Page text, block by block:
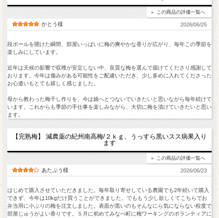
この商品の評価一覧へ
かとう様 2026/06/25
段ボールを開けた瞬間、部屋いっぱいに梅の爽やかな香りが広がり、毎年この季節を
楽しみにしています。
近年は天候の影響で収穫が安定しない中、良質な梅を選んで届けてくださり感謝して
おります。今年は傷みがある可能性をご配慮いただき、少し多めに入れてくださった
お心遣いもとても嬉しく感じました。
母から教わった梅干し作りを、今は娘へとつないでいきたいと思いながら毎年続けて
います。これからも季節の手仕事を楽しみながら、大切に梅を漬けていきたいと思い
ます。
【完熟梅】 減農薬の紀州南高梅/２ｋｇ、うっすら黒いスス病果入り
ます
この商品の評価一覧へ
あたぷう様 2026/06/23
はじめて購入させていただきました。毎年取り寄せしている農園でも2年続いて購入
できず、今年は10kgだけ買うことができました。でももう少し欲しくてこちらでお
弁当用に小ぶりの梅を注文しました。表面が黒いのもそんなにら気にならない程度で
部屋じゅうがよい香りです。５月に初めてみなべ町に梅ワーキングのボランティアに